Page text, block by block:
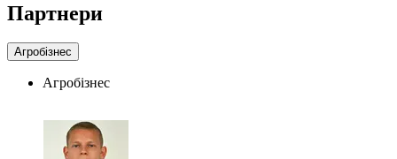
Партнери
Агробізнес
Агробізнес